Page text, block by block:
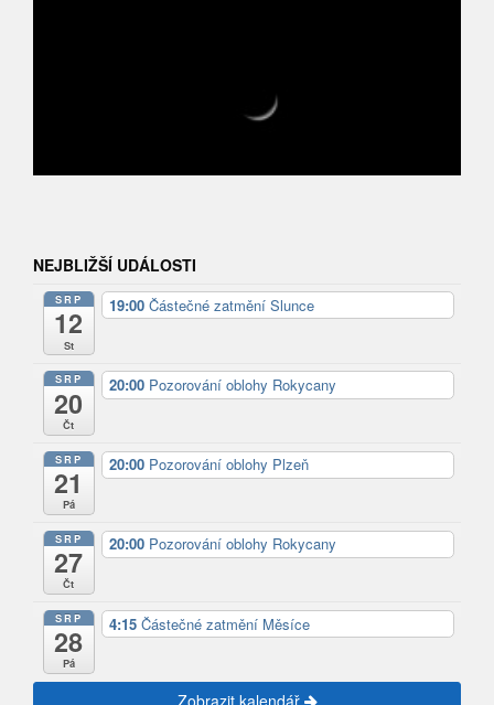
NEJBLIŽŠÍ UDÁLOSTI
SRP
12
St
19:00 Částečné zatmění Slunce
SRP
20
Čt
20:00 Pozorování oblohy Rokycany
SRP
21
Pá
20:00 Pozorování oblohy Plzeň
SRP
27
Čt
20:00 Pozorování oblohy Rokycany
SRP
28
Pá
4:15 Částečné zatmění Měsíce
Zobrazit kalendář